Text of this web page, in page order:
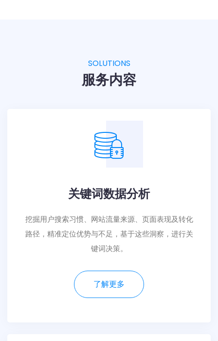
SOLUTIONS
服务内容
关键词数据分析
挖掘用户搜索习惯、网站流量来源、页面表现及转化
路径，精准定位优势与不足，基于这些​​洞察，进行关
键词决策。
了解更多